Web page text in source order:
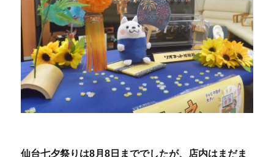
仙台七夕祭りは8月8日まででしたが、店内はまだま